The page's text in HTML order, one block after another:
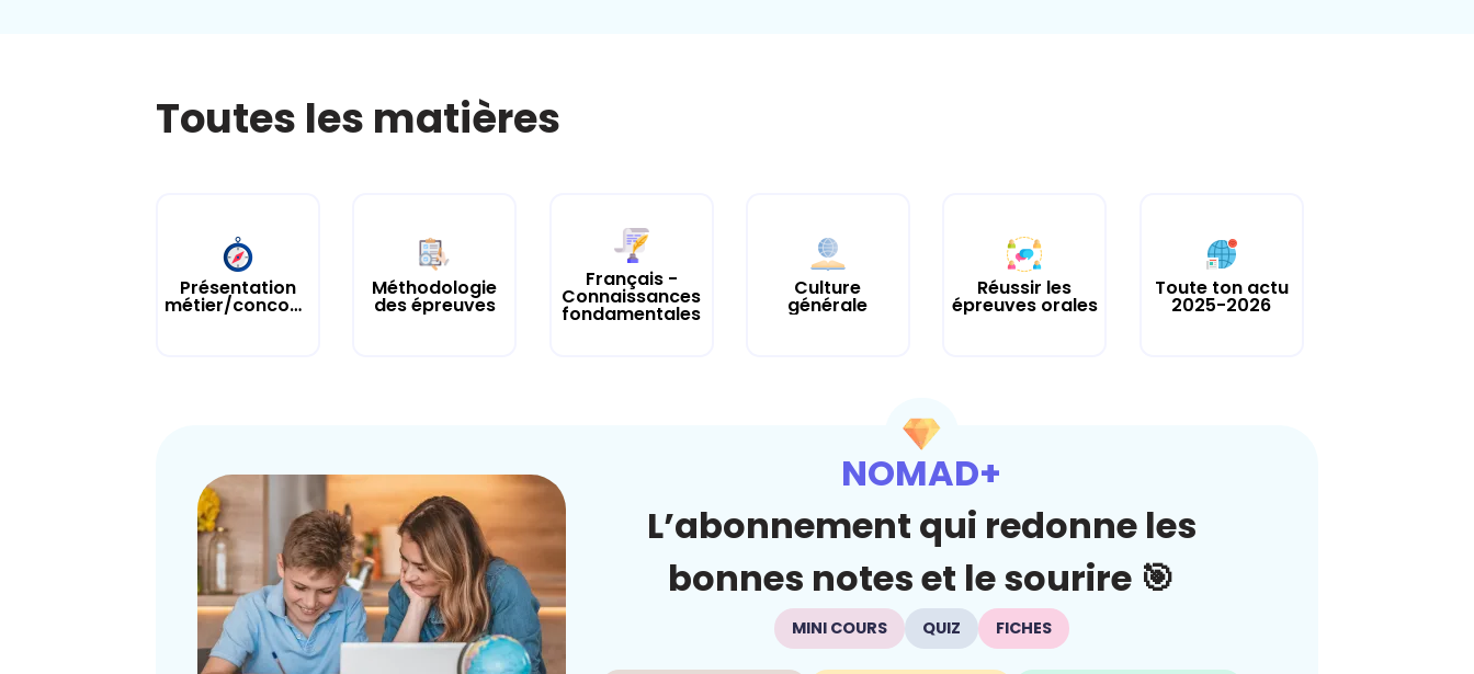
Toutes les matières
Présentation
métier/concours
Méthodologie
des épreuves
Français -
Connaissances
fondamentales
Culture
générale
Réussir les
épreuves orales
Toute ton actu
2025-2026
NOMAD+
L’abonnement qui redonne les
bonnes notes et le sourire 🎯
MINI COURS QUIZ FICHES